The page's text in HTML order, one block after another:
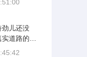
劲儿还没
道路的考
路，最怕